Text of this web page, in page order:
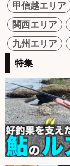
甲信越エリア
関西エリア
九州エリア
特集